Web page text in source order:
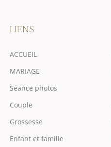
LIENS
ACCUEIL
MARIAGE
Séance photos
Couple
Grossesse
Enfant et famille